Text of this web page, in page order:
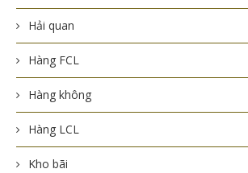
Hải quan
Hàng FCL
Hàng không
Hàng LCL
Kho bãi